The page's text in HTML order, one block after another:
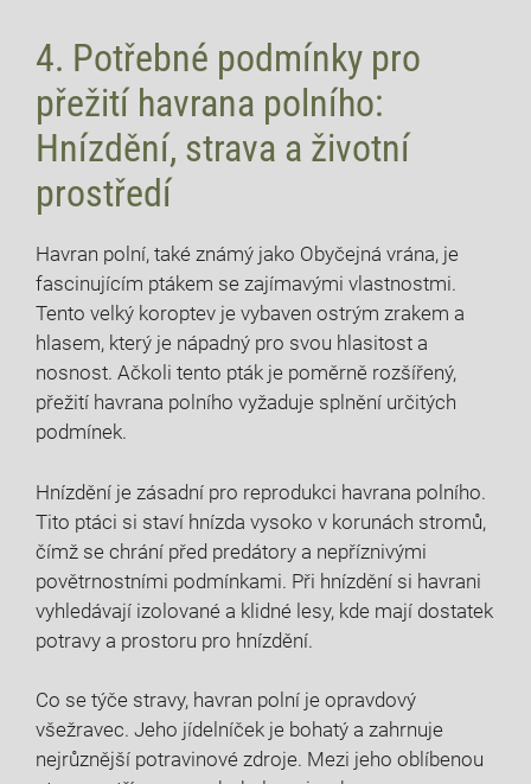
4. Potřebné podmínky pro
přežití havrana polního:
Hnízdění, strava a životní
prostředí
Havran polní, také známý jako Obyčejná vrána, je
fascinujícím ptákem se zajímavými vlastnostmi.
Tento velký koroptev je vybaven ostrým zrakem a
hlasem, který je nápadný pro svou hlasitost a
nosnost. Ačkoli tento pták je poměrně rozšířený,
přežití havrana polního vyžaduje splnění určitých
podmínek.
Hnízdění je zásadní pro reprodukci havrana polního.
Tito ptáci si staví hnízda vysoko v korunách stromů,
čímž se chrání před predátory a nepříznivými
povětrnostními podmínkami. Při hnízdění si havrani
vyhledávají izolované a klidné lesy, kde mají dostatek
potravy a prostoru pro hnízdění.
Co se týče stravy, havran polní je opravdový
všežravec. Jeho jídelníček je bohatý a zahrnuje
nejrůznější potravinové zdroje. Mezi jeho oblíbenou